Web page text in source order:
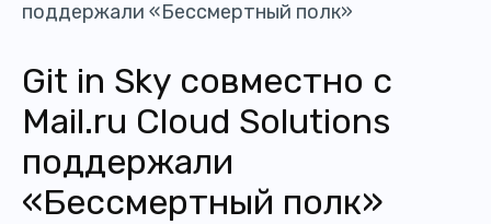
поддержали «Бессмертный полк»
Git in Sky совместно с
Mail.ru Cloud Solutions
поддержали
«Бессмертный полк»